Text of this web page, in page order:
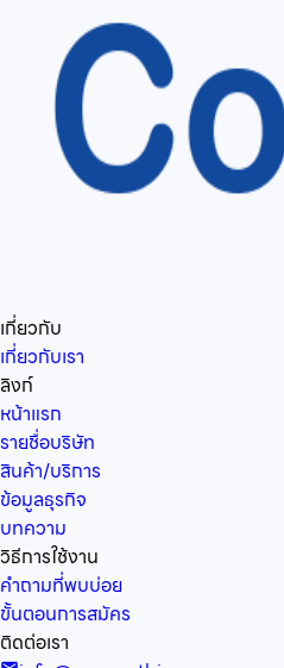
เกี่ยวกับ
เกี่ยวกับเรา
ลิงก์
หน้าแรก
รายชื่อบริษัท
สินค้า/บริการ
ข้อมูลธุรกิจ
บทความ
วิธีการใช้งาน
คำถามที่พบบ่อย
ขั้นตอนการสมัคร
ติดต่อเรา